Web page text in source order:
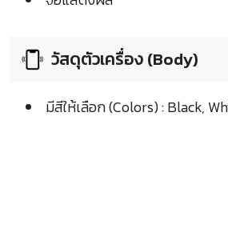
วัสดุตัวเครื่อง (Body)
มีสีให้เลือก (Colors) : Black,